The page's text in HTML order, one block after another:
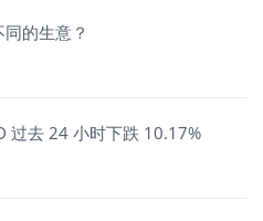
的生意？
过去 24 小时下跌 10.17%